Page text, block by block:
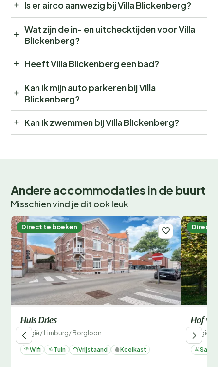
Is er airco aanwezig bij Villa Blickenberg?
Wat zijn de in- en uitchecktijden voor Villa
Blickenberg?
Heeft Villa Blickenberg een bad?
Kan ik mijn auto parkeren bij Villa
Blickenberg?
Kan ik zwemmen bij Villa Blickenberg?
Andere accommodaties in de buurt
Misschien vind je dit ook leuk
Direct te boeken
Huis Dries
België/Limburg/Borgloon
Wifi Tuin Vrijstaand Koelkast
Direct
Hof
België
Sauna